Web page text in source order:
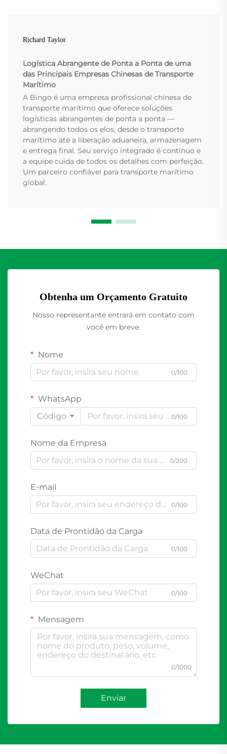
Richard Taylor
Logística Abrangente de Ponta a Ponta de uma
das Principais Empresas Chinesas de Transporte
Marítimo
A Bingo é uma empresa profissional chinesa de
transporte marítimo que oferece soluções
logísticas abrangentes de ponta a ponta —
abrangendo todos os elos, desde o transporte
marítimo até a liberação aduaneira, armazenagem
e entrega final. Seu serviço integrado é contínuo e
a equipe cuida de todos os detalhes com perfeição.
Um parceiro confiável para transporte marítimo
global.
Obtenha um Orçamento Gratuito
Nosso representante entrará em contato com
você em breve.
Nome
0/100
WhatsApp
Código
0/100
Nome da Empresa
0/200
E-mail
0/100
Data de Prontidão da Carga
0/100
WeChat
0/100
Mensagem
0/1000
Enviar